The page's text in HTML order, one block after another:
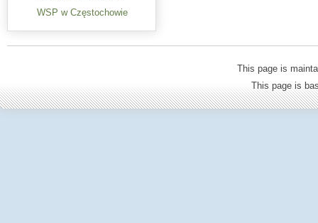
WSP w Częstochowie
This page is
This page is